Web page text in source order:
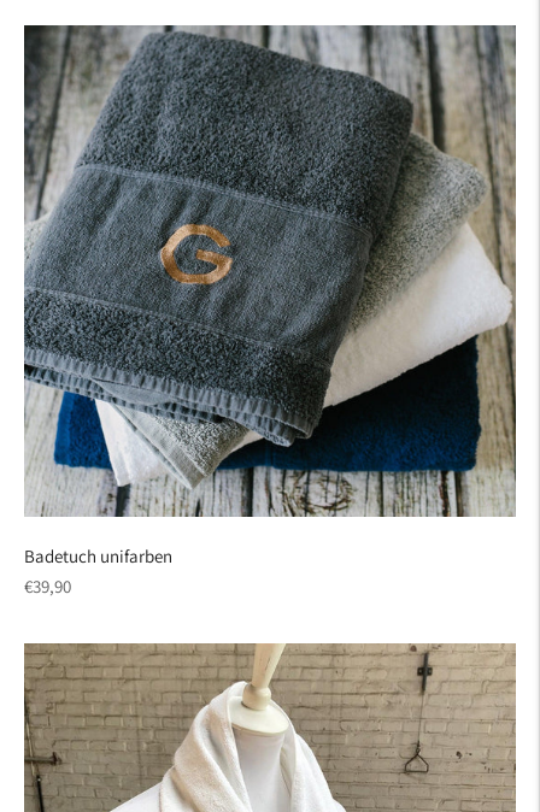
Badetuch unifarben
regulärer
€39,90